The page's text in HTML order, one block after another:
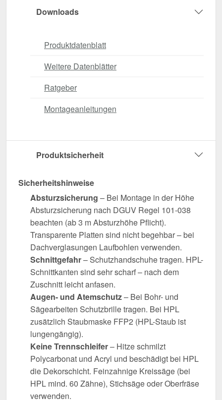
Downloads
Produktdatenblatt
Weitere Datenblätter
Ratgeber
Montageanleitungen
Produktsicherheit
Sicherheitshinweise
Absturzsicherung – Bei Montage in der Höhe
Absturzsicherung nach DGUV Regel 101-038
beachten (ab 3 m Absturzhöhe Pflicht).
Transparente Platten sind nicht begehbar – bei
Dachverglasungen Laufbohlen verwenden.
Schnittgefahr– Schutzhandschuhe tragen. HPL-
Schnittkanten sind sehr scharf – nach dem
Zuschnitt leicht anfasen.
Augen- und Atemschutz– Bei Bohr- und
Sägearbeiten Schutzbrille tragen. Bei HPL
zusätzlich Staubmaske FFP2 (HPL-Staub ist
lungengängig).
Keine Trennschleifer– Hitze schmilzt
Polycarbonat und Acryl und beschädigt bei HPL
die Dekorschicht. Feinzahnige Kreissäge (bei
HPL mind. 60 Zähne), Stichsäge oder Oberfräse
verwenden.